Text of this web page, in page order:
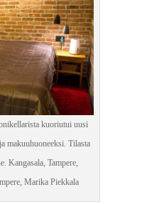
kuoriutui uusi
makuuhuoneeksi. Tilasta
Kangasala, Tampere,
Marika Piekkala